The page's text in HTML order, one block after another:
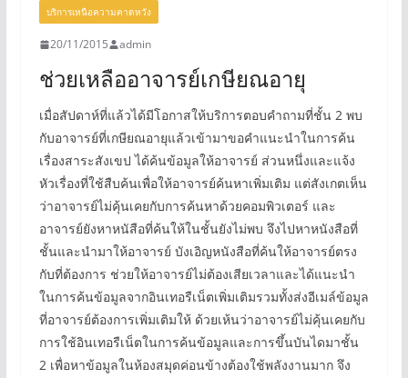
บริการเหนือความคาดหวัง
20/11/2015 admin
ช่วยเหลืออาจารย์เกษียณอายุ
เมื่อสัปดาห์ที่แล้วได้มีโอกาสให้บริการตอบคำถามที่ชั้น 2 พบ
กับอาจารย์ที่เกษียณอายุแล้วเข้ามาขอคำแนะนำในการค้น
เรื่องสาระสังเขป ได้ค้นข้อมูลให้อาจารย์ ส่วนหนึ่งและแจ้ง
หัวเรื่องที่ใช้สืบค้นเพื่อให้อาจารย์ค้นหาเพิ่มเติม แต่สังเกตเห็น
ว่าอาจารย์ไม่คุ้นเคยกับการค้นหาด้วยคอมพิวเตอร์ และ
อาจารย์ยังหาหนัสือที่ค้นให้ในชั้นยังไม่พบ จึงไปหาหนังสือที่
ชั้นและนำมาให้อาจารย์ บังเอิญหนังสือที่ค้นให้อาจารย์ตรง
กับที่ต้องการ ช่วยให้อาจารย์ไม่ต้องเสียเวลาและได้แนะนำ
ในการค้นข้อมูลจากอินเทอรืเน็ตเพิ่มเติมรวมทั้งส่งอีเมล์ข้อมูล
ที่อาจารย์ต้องการเพิ่มเติมให้ ด้วยเห้นว่าอาจารย์ไม่คุ้นเคยกับ
การใช้อินเทอรืเน็ตในการค้นข้อมูลและการขึ้นบันไดมาชั้น
2 เพื่อหาข้อมูลในห้องสมุดค่อนข้างต้องใช้พลังงานมาก จึง